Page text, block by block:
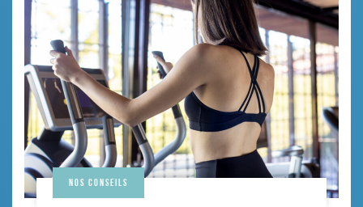
Nos conseils